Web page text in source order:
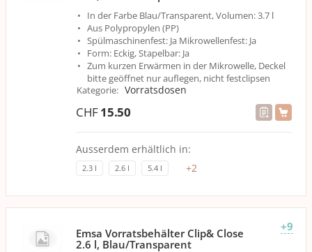
In der Farbe Blau/Transparent, Volumen: 3.7 l
Aus Polypropylen (PP)
Spülmaschinenfest: Ja Mikrowellenfest: Ja
Form: Eckig, Stapelbar: Ja
Zum kurzen Erwärmen in der Mikrowelle, Deckel
bitte geöffnet nur auflegen, nicht festclipsen
Kategorie: Vorratsdosen
CHF15.50
Ausserdem erhältlich in:
2.3 l 2.6 l 5.4 l +2
+9
Emsa Vorratsbehälter Clip& Close
2.6 l, Blau/Transparent